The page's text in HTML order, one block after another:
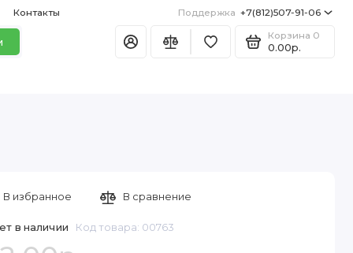
Контакты Поддержка +7(812)507-91-06
Корзина 0
0.00р.
в наличии Код товара: 00763
В избранное В сравнение